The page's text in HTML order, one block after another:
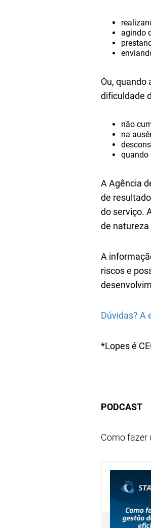
agindo
Ou, quando
dificuldade
não
na
quando
A Agência
de
do serviço.
de
A
riscos e
Dúvidas? A
*Lopes é
PODCAST
Como fazer